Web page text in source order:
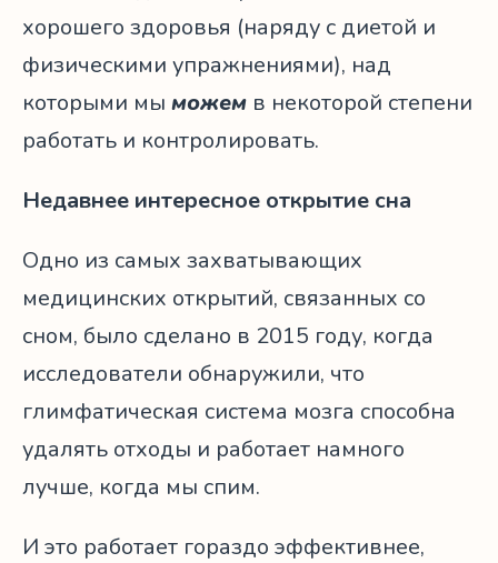
хорошего здоровья (наряду с диетой и
физическими упражнениями), над
которыми мы можем в некоторой степени
работать и контролировать.
Недавнее интересное открытие сна
Одно из самых захватывающих
медицинских открытий, связанных со
сном, было сделано в 2015 году, когда
исследователи обнаружили, что
глимфатическая система мозга способна
удалять отходы и работает намного
лучше, когда мы спим.
И это работает гораздо эффективнее,